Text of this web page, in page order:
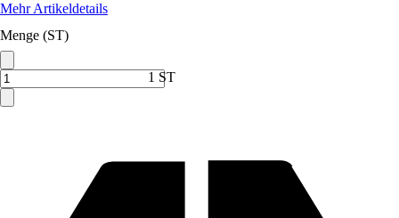
Mehr Artikeldetails
Menge (ST)
1 ST